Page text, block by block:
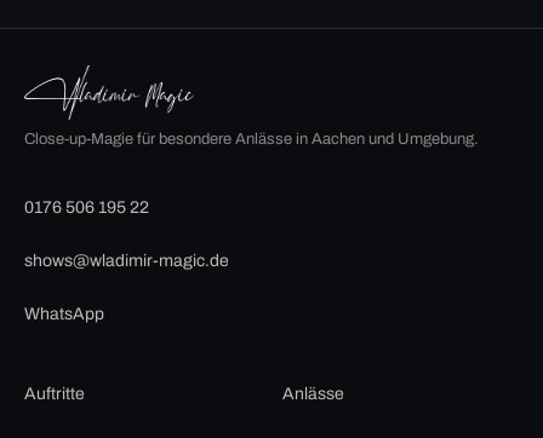
Close-up-Magie für besondere Anlässe in Aachen und Umgebung.
0176 506 195 22
shows@wladimir-magic.de
WhatsApp
Auftritte Anlässe